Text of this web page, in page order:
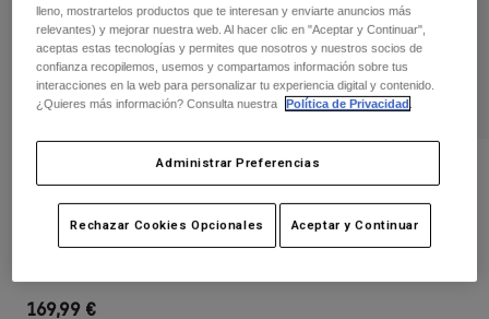
Guantes
Protecciones
Gafas de protección
Accesorios
Recambios
Protecciones
Gafas de protección
Mochilas y accesorios
Recambios
Camisetas y tops
Sudaderas
Chaquetas
Pantalones
Ver todo
Moto
Cascos
Protecciones
Protección de pecho Juvenil Airframe
169,99 €
lleno, mostrartelos productos que te interesan y enviarte anuncios más
relevantes) y mejorar nuestra web. Al hacer clic en "Aceptar y Continuar",
aceptas estas tecnologías y permites que nosotros y nuestros socios de
confianza recopilemos, usemos y compartamos información sobre tus
interacciones en la web para personalizar tu experiencia digital y contenido.
¿Quieres más información? Consulta nuestra
Política de Privacidad
Administrar Preferencias
Rechazar Cookies Opcionales Aceptar y Continuar